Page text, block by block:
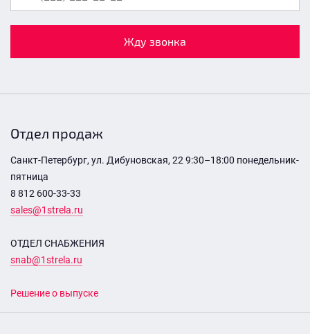
Жду звонка
Отдел продаж
Санкт-Петербург, ул. Дибуновская, 22 9:30–18:00 понедельник-
пятница
8 812 600-33-33
sales@1strela.ru
ОТДЕЛ СНАБЖЕНИЯ
snab@1strela.ru
Решение о выпуске